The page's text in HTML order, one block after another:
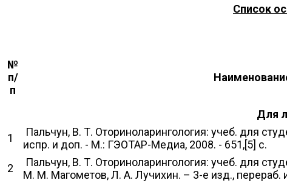
Список
№
п/
п
Для
1
Пальчун, В. Т. Оториноларингология: учеб. для
испр. и доп. - М.: ГЭОТАР-Медиа, 2008. - 651,[5] с.
2
Пальчун, В. Т. Оториноларингология: учеб. для
М. М. Магометов, Л. А. Лучихин. – 3-е изд.,